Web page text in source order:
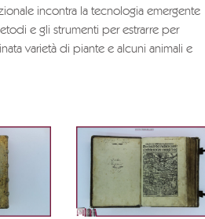
incontra la tecnologia emergente
e gli strumenti per estrarre per
varietà di piante e alcuni animali e